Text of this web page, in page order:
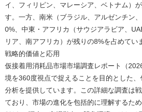
イ、フィリピン、マレーシア、ベトナム）
す。一方、南米（ブラジル、アルゼンチン
0%、中東・アフリカ（サウジアラビア、
リア、南アフリカ）が残りの8%を占めてい
戦略的価値と応用
仮接着用消耗品市場市場調査レポート（
境を360度視点で捉えることを目的とした
分析を提供しています。この詳細な調査は
ており、市場の進化を包括的に理解するた